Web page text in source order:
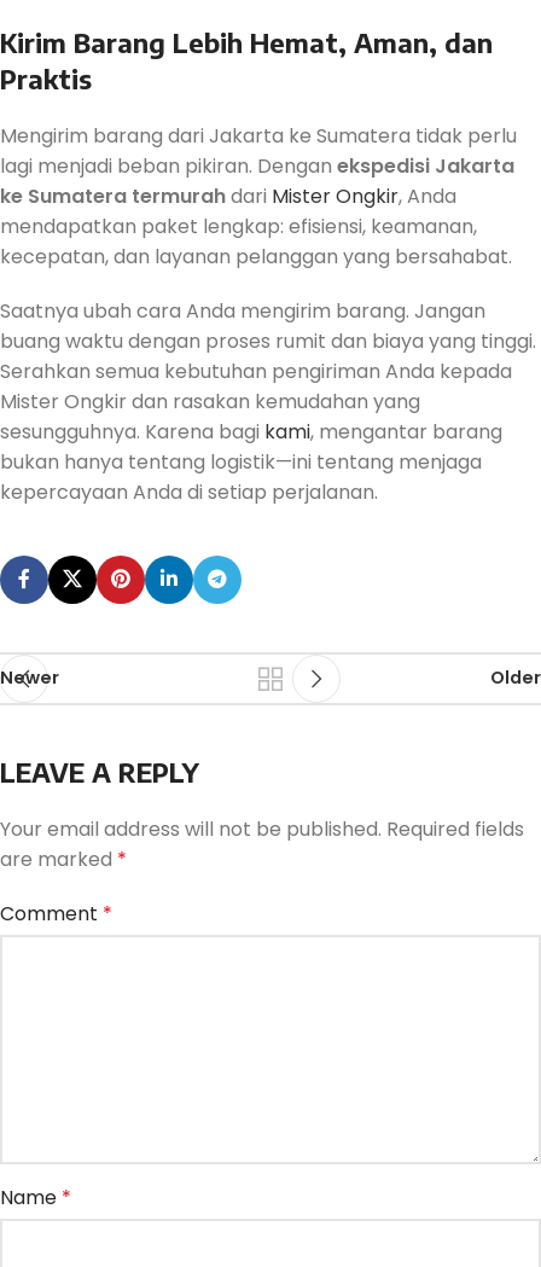
Kirim Barang Lebih Hemat, Aman, dan
Praktis
Mengirim barang dari Jakarta ke Sumatera tidak perlu
lagi menjadi beban pikiran. Dengan ekspedisi Jakarta
ke Sumatera termurahdari Mister Ongkir, Anda
mendapatkan paket lengkap: efisiensi, keamanan,
kecepatan, dan layanan pelanggan yang bersahabat.
Saatnya ubah cara Anda mengirim barang. Jangan
buang waktu dengan proses rumit dan biaya yang tinggi.
Serahkan semua kebutuhan pengiriman Anda kepada
Mister Ongkir dan rasakan kemudahan yang
sesungguhnya. Karena bagi kami, mengantar barang
bukan hanya tentang logistik—ini tentang menjaga
kepercayaan Anda di setiap perjalanan.
Newer Older
LEAVE A REPLY
Your email address will not be published. Required fields
are marked *
Comment *
Name *